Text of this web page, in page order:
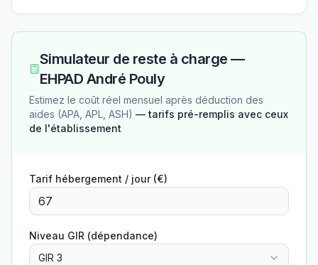
Simulateur de reste à charge —
EHPAD André Pouly
Estimez le coût réel mensuel après déduction des
aides (APA, APL, ASH) — tarifs pré-remplis avec ceux
de l'établissement
Tarif hébergement / jour (€)
Niveau GIR (dépendance)
GIR 3